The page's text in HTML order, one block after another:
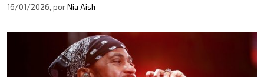
16/01/2026, porNia Aish